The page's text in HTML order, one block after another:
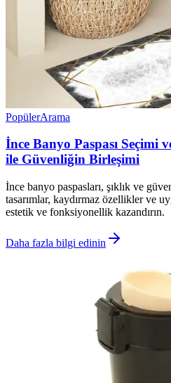
PopülerArama
İnce Banyo Paspası Seçimi
ile Güvenliğin Birleşimi
İnce banyo paspasları, şıklık ve
tasarımlar, kaydırmaz özellikler ve
estetik ve fonksiyonellik kazandırın.
Daha fazla bilgi edinin